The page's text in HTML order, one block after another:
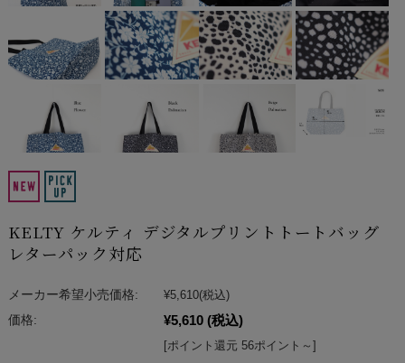
KELTY ケルティ デジタルプリントトートバッグ
レターパック対応
メーカー希望小売価格: ¥5,610(税込)
価格:
¥5,610 (税込)
[ポイント還元 56ポイント～]